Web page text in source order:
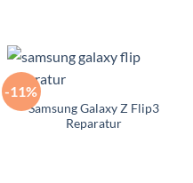
-11%
Samsung Galaxy Z Flip3
Reparatur